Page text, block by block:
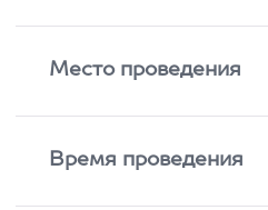
Место проведения
Время проведения